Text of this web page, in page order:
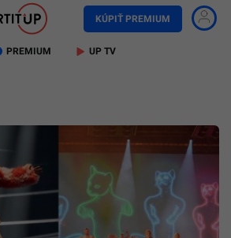
KÚPIŤ PREMIUM
PREMIUM UP TV